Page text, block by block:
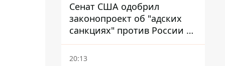
Сенат США одобрил
законопроект об "адских
санкциях" против России и
Ирана
20:13